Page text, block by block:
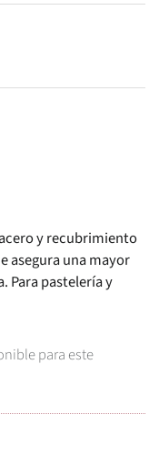
y recubrimiento
asegura una mayor
Para pastelería y
para este